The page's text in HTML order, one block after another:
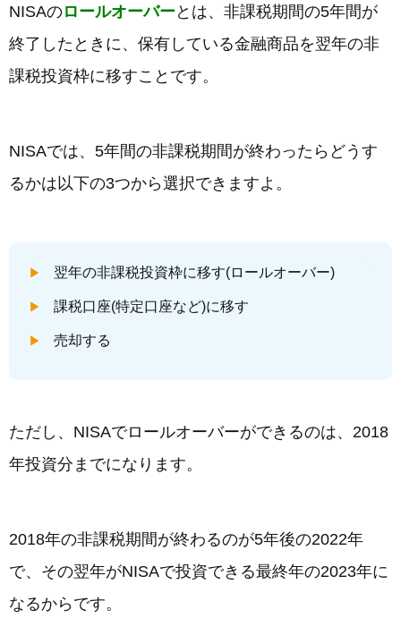
NISAのロールオーバーとは、非課税期間の5年間が
終了したときに、保有している金融商品を翌年の非
課税投資枠に移すことです。
NISAでは、5年間の非課税期間が終わったらどうす
るかは以下の3つから選択できますよ。
翌年の非課税投資枠に移す(ロールオーバー)
課税口座(特定口座など)に移す
売却する
ただし、NISAでロールオーバーができるのは、2018
年投資分までになります。
2018年の非課税期間が終わるのが5年後の2022年
で、その翌年がNISAで投資できる最終年の2023年に
なるからです。